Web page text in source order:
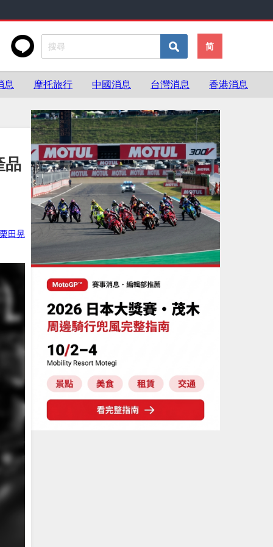
简
息 摩托旅行 中國消息 台灣消息 香港消息
品
田晃